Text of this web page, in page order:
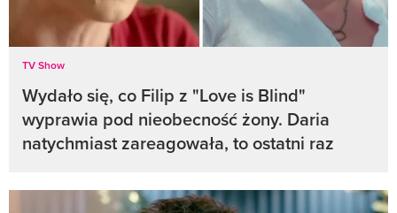
TV Show
Wydało się, co Filip z "Love is Blind"
wyprawia pod nieobecność żony. Daria
natychmiast zareagowała, to ostatni raz